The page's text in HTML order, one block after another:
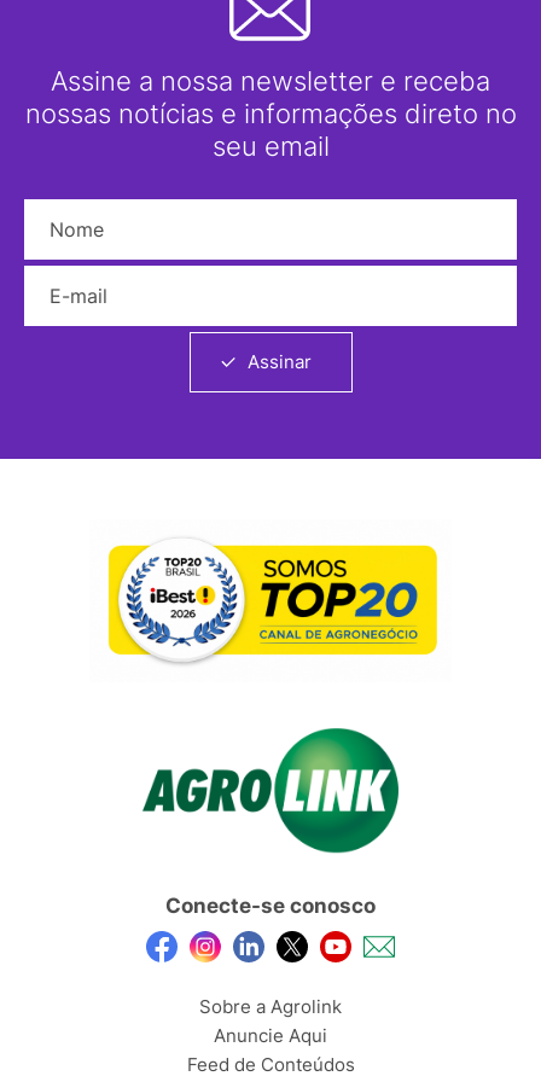
Assine a nossa newsletter e receba
nossas notícias e informações direto no
seu email
Assinar
Conecte-se conosco
Sobre a Agrolink
Anuncie Aqui
Feed de Conteúdos